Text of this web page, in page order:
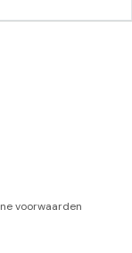
voorwaarden